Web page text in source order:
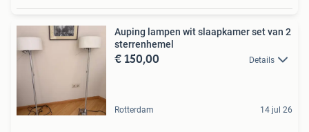
Auping lampen wit slaapkamer set van 2
sterrenhemel
€ 150,00 Details
Rotterdam 14 jul 26